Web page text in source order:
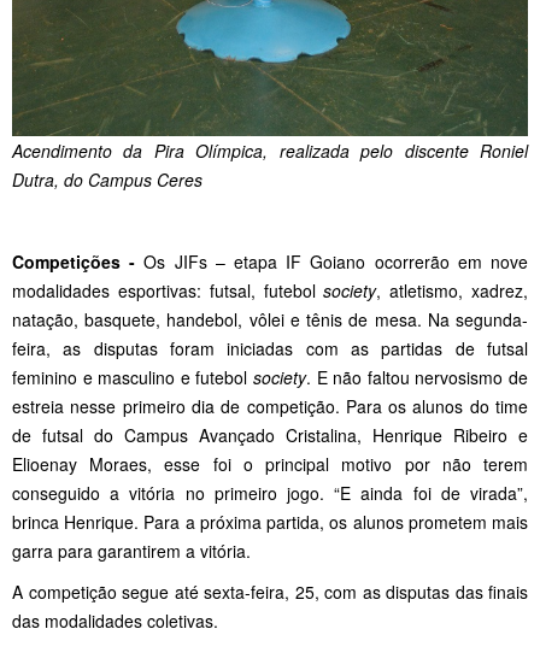
Acendimento da Pira Olímpica, realizada pelo discente Roniel
Dutra, do Campus Ceres
Competições - Os JIFs – etapa IF Goiano ocorrerão em nove
modalidades esportivas: futsal, futebolsociety, atletismo, xadrez,
natação, basquete, handebol, vôlei e tênis de mesa. Na segunda-
feira, as disputas foram iniciadas com as partidas de futsal
feminino e masculino e futebol society. E não faltou nervosismo de
estreia nesse primeiro dia de competição. Para os alunos do time
de futsal do Campus Avançado Cristalina, Henrique Ribeiro e
Elioenay Moraes, esse foi o principal motivo por não terem
conseguido a vitória no primeiro jogo. “E ainda foi de virada”,
brinca Henrique. Para a próxima partida, os alunos prometem mais
garra para garantirem a vitória.
A competição segue até sexta-feira, 25, com as disputas das finais
das modalidades coletivas.